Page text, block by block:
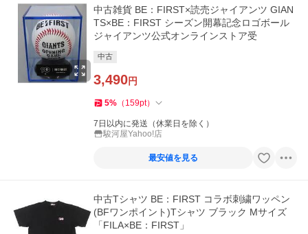
中古雑貨 BE：FIRST×読売ジャイアンツ GIAN
TS×BE：FIRST シーズン開幕記念ロゴボール
ジャイアンツ公式オンラインストア受
中古
3,490円
5% （ 159pt）
7日以内に発送（休業日を除く）
駿河屋Yahoo!店
最安値を見る
中古Tシャツ BE：FIRST コラボ刺繍ワッペン
(BFワンポイント)Tシャツ ブラック Mサイズ
「FILA×BE：FIRST」